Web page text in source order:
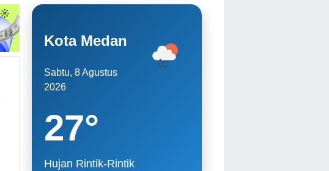
Kota Medan
Sabtu, 8 Agustus
2026
27°
Hujan Rintik-Rintik